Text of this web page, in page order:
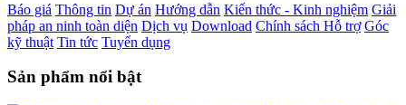
Báo giá Thông tin Dự án Hướng dẫn Kiến thức - Kinh nghiệm Giải
pháp an ninh toàn diện Dịch vụ Download Chính sách Hỗ trợ Góc
kỹ thuật Tin tức Tuyển dụng
Sản phẩm nổi bật